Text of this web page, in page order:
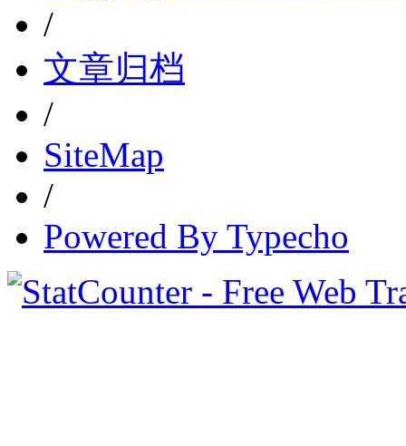
/
文章归档
/
SiteMap
/
Powered By Typecho